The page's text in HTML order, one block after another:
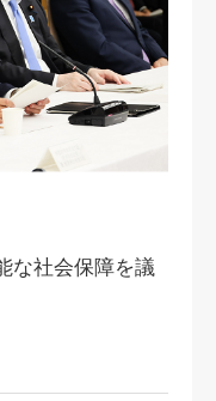
な社会保障を議